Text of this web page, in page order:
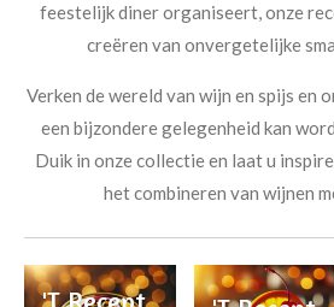
feestelijk diner organiseert, onze
creëren van onvergetelijke
Verken de wereld van wijn en spijs en
een bijzondere gelegenheid kan
Duik in onze collectie en laat u
het combineren van wijnen